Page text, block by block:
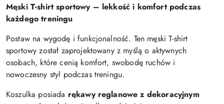
Męski T-shirt sportowy – lekkość i komfort podczas
każdego treningu
Postaw na wygodę i funkcjonalność. Ten męski T-shirt
sportowy został zaprojektowany z myślą o aktywnych
osobach, które cenią komfort, swobodę ruchów i
nowoczesny styl podczas treningu.
Koszulka posiada rękawy reglanowe z dekoracyjnym